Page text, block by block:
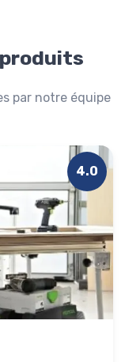
par notre équipe
4.0